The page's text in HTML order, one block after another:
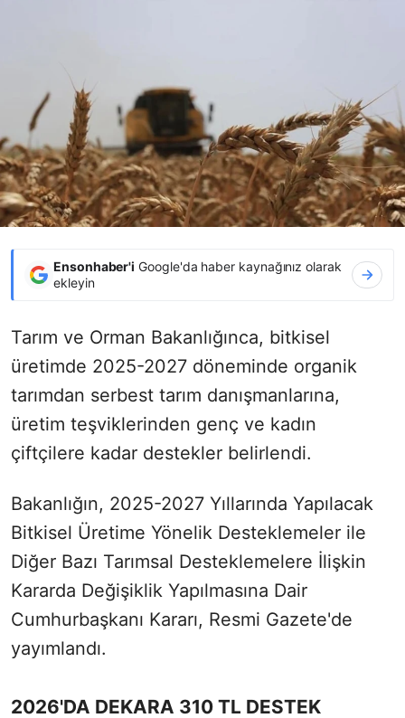
Ensonhaber'i Google'da haber kaynağınız olarak
ekleyin
Tarım ve Orman Bakanlığınca, bitkisel
üretimde 2025-2027 döneminde organik
tarımdan serbest tarım danışmanlarına,
üretim teşviklerinden genç ve kadın
çiftçilere kadar destekler belirlendi.
Bakanlığın, 2025-2027 Yıllarında Yapılacak
Bitkisel Üretime Yönelik Desteklemeler ile
Diğer Bazı Tarımsal Desteklemelere İlişkin
Kararda Değişiklik Yapılmasına Dair
Cumhurbaşkanı Kararı, Resmi Gazete'de
yayımlandı.
2026'DA DEKARA 310 TL DESTEK